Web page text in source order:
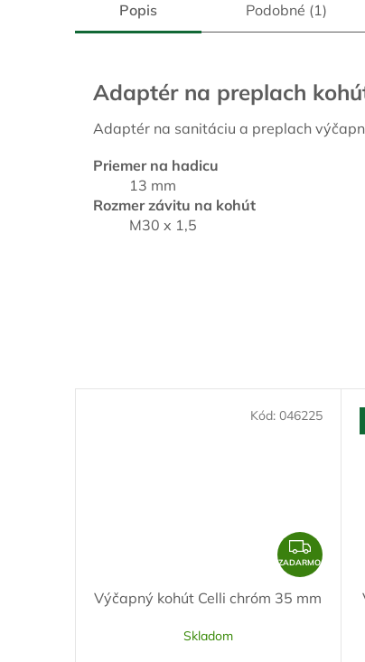
Z
A
ZADARMO
Výčapný kohút Celli chróm 35 mm
Skladom
Kód: 046225
Popis Podobné (1)
Adaptér na preplach
Adaptér na sanitáciu a preplach
Priemer na hadicu
13 mm
Rozmer závitu na kohút
M30 x 1,5